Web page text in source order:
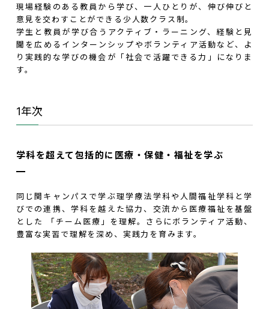
現場経験のある教員から学び、一人ひとりが、伸び伸びと
意見を交わすことができる少人数クラス制。
学生と教員が学び合うアクティブ・ラーニング、経験と見
聞を広めるインターンシップやボランティア活動など、よ
り実践的な学びの機会が「社会で活躍できる力」になりま
す。
1年次
学科を超えて包括的に医療・保健・福祉を学ぶ
同じ関キャンパスで学ぶ理学療法学科や人間福祉学科と学
びでの連携、学科を越えた協力、交流から医療福祉を基盤
とした 「チーム医療」を理解。さらにボランティア活動、
豊富な実習で理解を深め、実践力を育みます。